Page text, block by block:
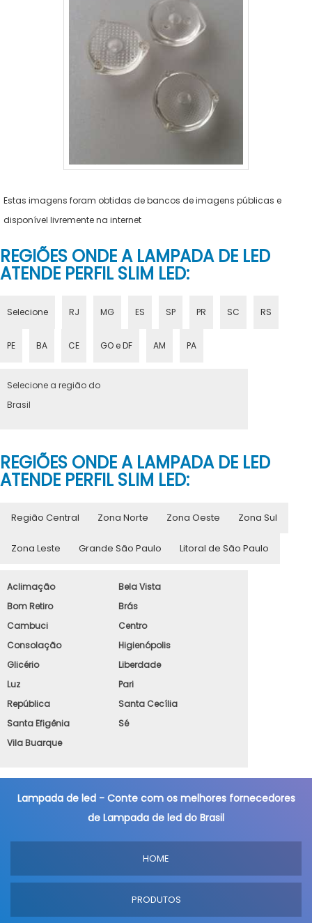
Estas imagens foram obtidas de bancos de imagens públicas e
disponível livremente na internet
REGIÕES ONDE A LAMPADA DE LED
ATENDE PERFIL SLIM LED:
Selecione RJ MG ES SP PR SC RS
PE BA CE GO e DF AM PA
Selecione a região do
Brasil
REGIÕES ONDE A LAMPADA DE LED
ATENDE PERFIL SLIM LED:
Região Central Zona Norte Zona Oeste Zona Sul
Zona Leste Grande São Paulo Litoral de São Paulo
Aclimação
Bela Vista
Bom Retiro
Brás
Cambuci
Centro
Consolação
Higienópolis
Glicério
Liberdade
Luz
Pari
República
Santa Cecília
Santa Efigênia
Sé
Vila Buarque
Lampada de led - Conte com os melhores fornecedores
de Lampada de led do Brasil
HOME
PRODUTOS